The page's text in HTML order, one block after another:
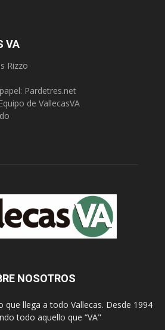
VA
Rizzo
Pardetres.net
Equipo de VallecasVA
NOSOTROS
que llega a todo Vallecas. Desde 1994
todo aquello que “VA"